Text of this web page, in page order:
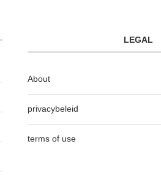
LEGAL
About
privacybeleid
terms of use